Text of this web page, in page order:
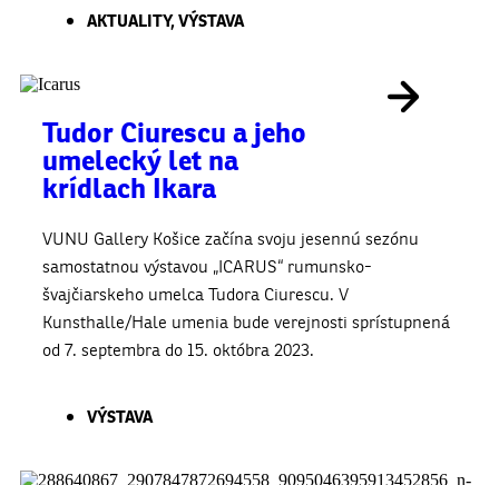
AKTUALITY,VÝSTAVA
Tudor Ciurescu a jeho
umelecký let na
krídlach Ikara
VUNU Gallery Košice začína svoju jesennú sezónu
samostatnou výstavou „ICARUS“ rumunsko-
švajčiarskeho umelca Tudora Ciurescu. V
Kunsthalle/Hale umenia bude verejnosti sprístupnená
od 7. septembra do 15. októbra 2023.
VÝSTAVA